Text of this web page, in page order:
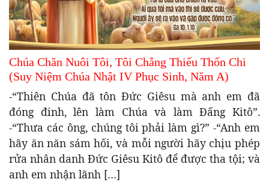
Chúa Chăn Nuôi Tôi, Tôi Chẳng Thiếu Thốn Chi
(Suy Niệm Chúa Nhật IV Phục Sinh, Năm A)
-“Thiên Chúa đã tôn Ðức Giêsu mà anh em đã
đóng đinh, lên làm Chúa và làm Ðấng Kitô”.
-“Thưa các ông, chúng tôi phải làm gì?” -“Anh em
hãy ăn năn sám hối, và mỗi người hãy chịu phép
rửa nhân danh Ðức Giêsu Kitô để được tha tội; và
anh em nhận lãnh […]